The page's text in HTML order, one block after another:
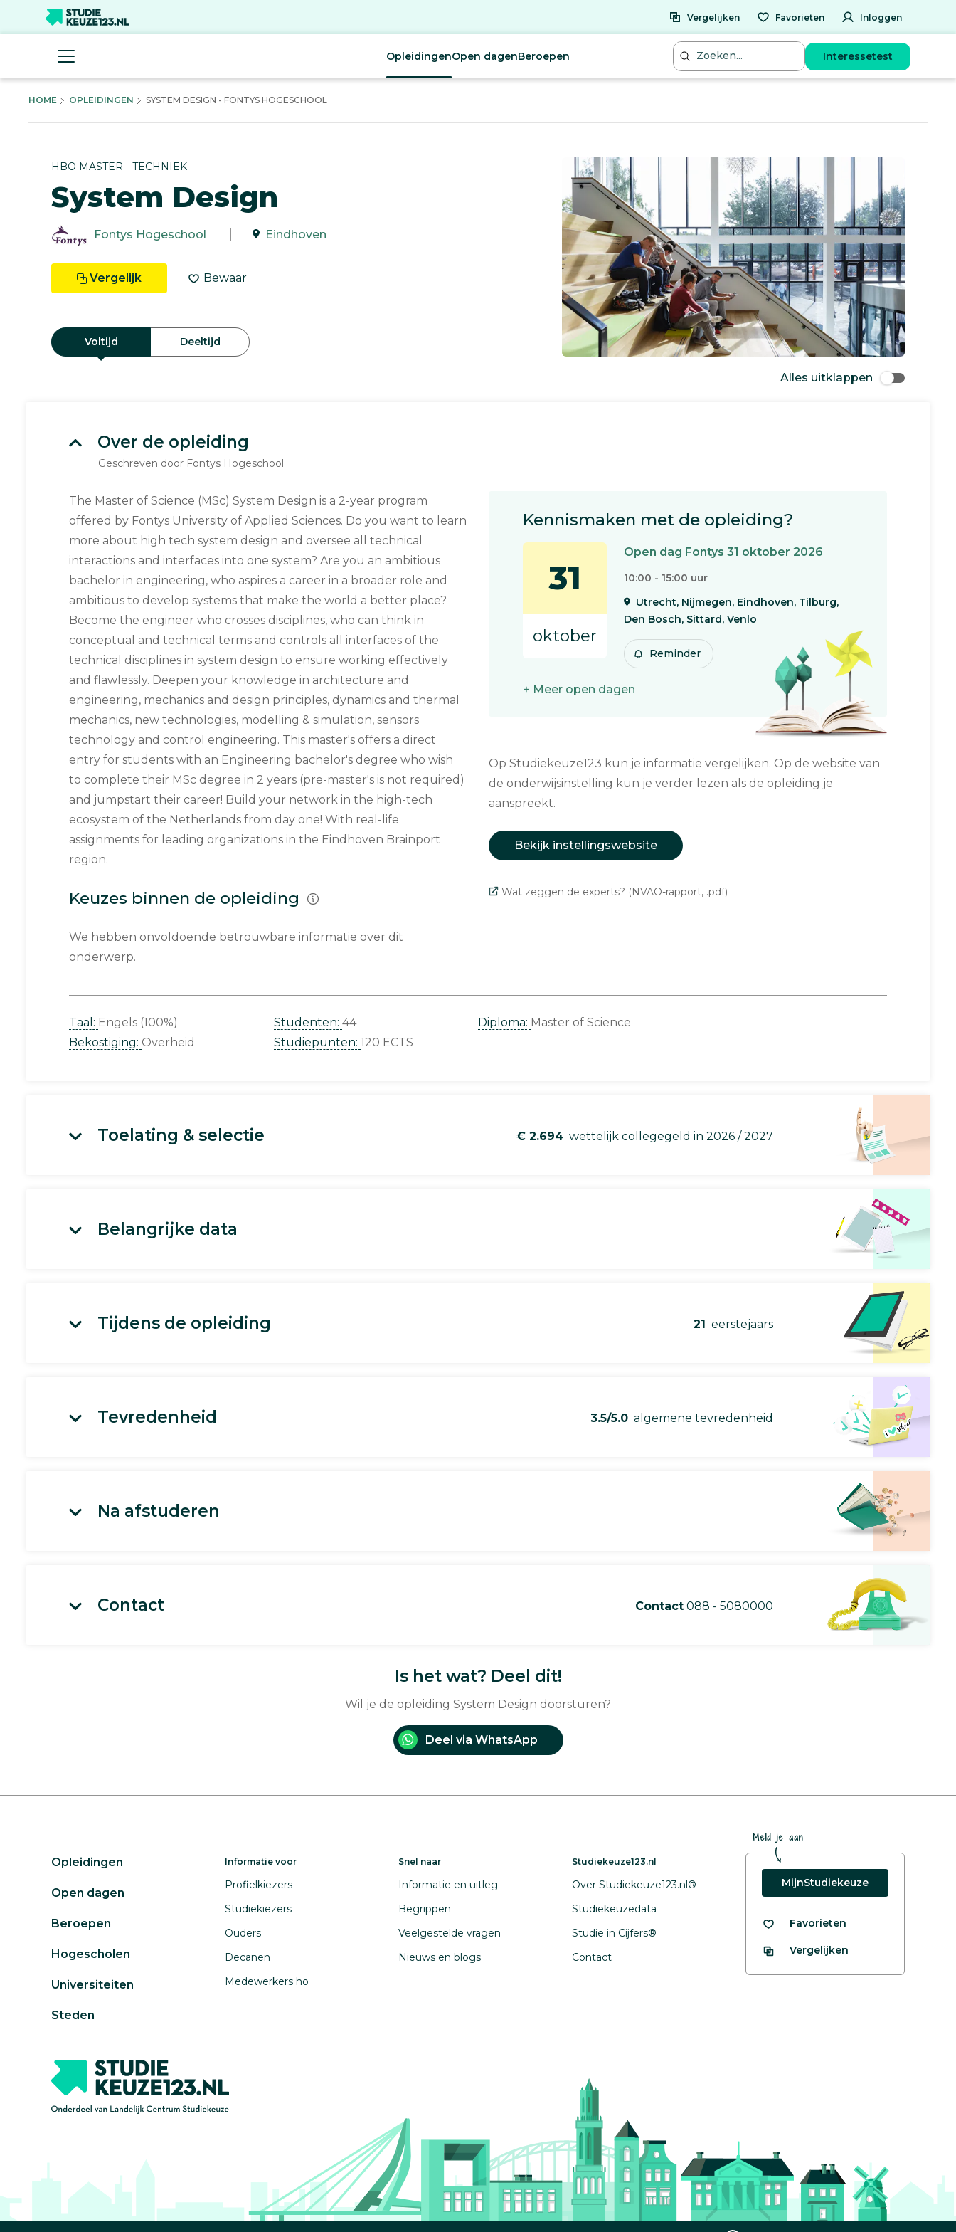
Vergelijken Favorieten Inloggen
OpleidingenOpen dagenBeroepen Interessetest
HOME OPLEIDINGEN SYSTEM DESIGN - FONTYS HOGESCHOOL
HBO MASTER - TECHNIEK
System Design
Fontys Hogeschool Eindhoven
Vergelijk Bewaar
Voltijd Deeltijd
Alles uitklappen
Over de opleiding
Geschreven door Fontys Hogeschool
The Master of Science (MSc) System Design is a 2-year program
offered by Fontys University of Applied Sciences. Do you want to learn
more about high tech system design and oversee all technical
interactions and interfaces into one system? Are you an ambitious
bachelor in engineering, who aspires a career in a broader role and
ambitious to develop systems that make the world a better place?
Become the engineer who crosses disciplines, who can think in
conceptual and technical terms and controls all interfaces of the
technical disciplines in system design to ensure working effectively
and flawlessly. Deepen your knowledge in architecture and
engineering, mechanics and design principles, dynamics and thermal
mechanics, new technologies, modelling & simulation, sensors
technology and control engineering. This master's offers a direct
entry for students with an Engineering bachelor's degree who wish
to complete their MSc degree in 2 years (pre-master's is not required)
and jumpstart their career! Build your network in the high-tech
ecosystem of the Netherlands from day one! With real-life
assignments for leading organizations in the Eindhoven Brainport
region.
Keuzes binnen de opleiding
We hebben onvoldoende betrouwbare informatie over dit
onderwerp.
Kennismaken met de opleiding?
31
oktober
Open dag Fontys 31 oktober 2026
10:00 - 15:00 uur
Utrecht, Nijmegen, Eindhoven, Tilburg,
Den Bosch, Sittard, Venlo
Reminder
+ Meer open dagen
Op Studiekeuze123 kun je informatie vergelijken. Op de website van
de onderwijsinstelling kun je verder lezen als de opleiding je
aanspreekt.
Bekijk instellingswebsite
Wat zeggen de experts? (NVAO-rapport, .pdf)
Taal: Engels (100%)
Bekostiging: Overheid
Studenten: 44
Studiepunten: 120 ECTS
Diploma: Master of Science
Toelating & selectie € 2.694 wettelijk collegegeld in 2026 / 2027
Belangrijke data
Tijdens de opleiding 21 eerstejaars
Tevredenheid 3.5/5.0 algemene tevredenheid
Na afstuderen
Contact Contact 088 - 5080000
Is het wat? Deel dit!
Wil je de opleiding System Design doorsturen?
Deel via WhatsApp
Opleidingen
Open dagen
Beroepen
Hogescholen
Universiteiten
Steden
Informatie voor
Profielkiezers
Studiekiezers
Ouders
Decanen
Medewerkers ho
Snel naar
Informatie en uitleg
Begrippen
Veelgestelde vragen
Nieuws en blogs
Studiekeuze123.nl
Over Studiekeuze123.nl®
Studiekeuzedata
Studie in Cijfers®
Contact
Meld je aan
MijnStudiekeuze
Favorieten
Vergelijken